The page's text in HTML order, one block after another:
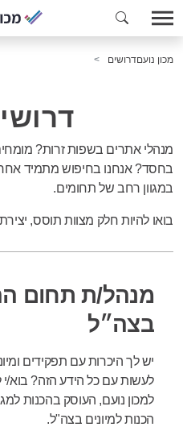
מכון נועםדרושים
מנהלי אתרים בשפות זרות?
בחסד? אנחנו בחיפוש מתמיד
במגוון רחב של תחומים.
בואו להיות חלק מצוות תוסס,
מנהל/ת תחום
בצה״ל
יש לך היכרות עם תפקידים
לעשות עם כל הידע הזה? בוא/י
למכון נועם, העוסק בהכנות
הכנות למיונים בצה"ל.